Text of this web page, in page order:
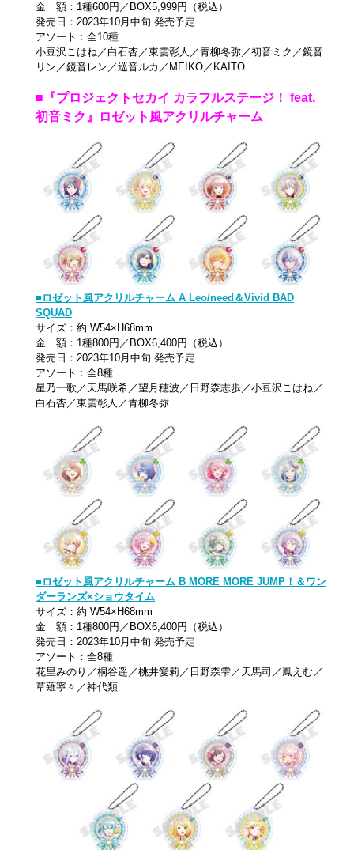
金 額：1種600円／BOX5,999円（税込）
発売日：2023年10月中旬 発売予定
アソート：全10種
小豆沢こはね／白石杏／東雲彰人／青柳冬弥／初音ミク／鏡音
リン／鏡音レン／巡音ルカ／MEIKO／KAITO
■『プロジェクトセカイ カラフルステージ！ feat.
初音ミク』ロゼット風アクリルチャーム
■ロゼット風アクリルチャーム A Leo/need＆Vivid BAD
SQUAD
サイズ：約 W54×H68mm
金 額：1種800円／BOX6,400円（税込）
発売日：2023年10月中旬 発売予定
アソート：全8種
星乃一歌／天馬咲希／望月穂波／日野森志歩／小豆沢こはね／
白石杏／東雲彰人／青柳冬弥
■ロゼット風アクリルチャーム B MORE MORE JUMP！＆ワン
ダーランズ×ショウタイム
サイズ：約 W54×H68mm
金 額：1種800円／BOX6,400円（税込）
発売日：2023年10月中旬 発売予定
アソート：全8種
花里みのり／桐谷遥／桃井愛莉／日野森雫／天馬司／鳳えむ／
草薙寧々／神代類